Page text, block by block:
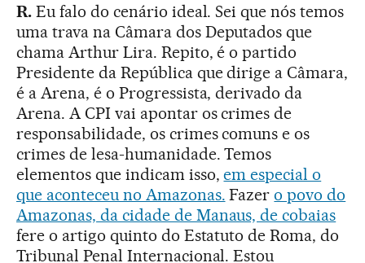
R. Eu falo do cenário ideal. Sei que nós temos
uma trava na Câmara dos Deputados que
chama Arthur Lira. Repito, é o partido
Presidente da República que dirige a Câmara,
é a Arena, é o Progressista, derivado da
Arena. A CPI vai apontar os crimes de
responsabilidade, os crimes comuns e os
crimes de lesa-humanidade. Temos
elementos que indicam isso,em especial o
que aconteceu no Amazonas. Fazero povo do
Amazonas, da cidade de Manaus, de cobaias
fere o artigo quinto do Estatuto de Roma, do
Tribunal Penal Internacional. Estou